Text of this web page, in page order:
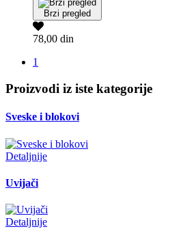
Brzi pregled
78,00 din
1
Proizvodi iz iste kategorije
Sveske i blokovi
Detaljnije
Uvijači
Detaljnije